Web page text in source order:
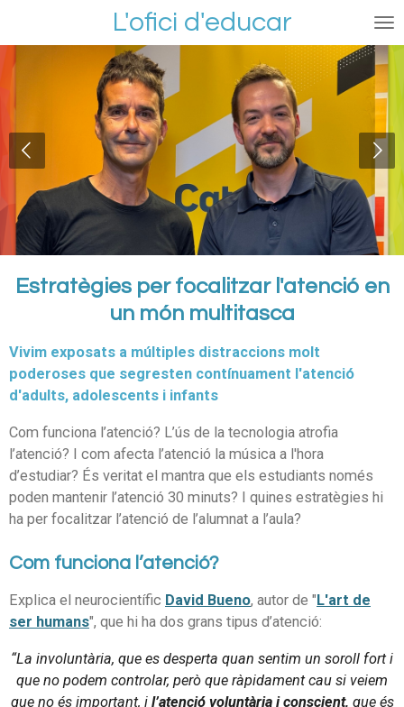
contenido
L'ofici d'educar
Estratègies per focalitzar l'atenció en
un món multitasca
Vivim exposats a múltiples distraccions molt
poderoses que segresten contínuament l'atenció
d'adults, adolescents i infants
Com funciona l’atenció? L’ús de la tecnologia atrofia
l’atenció? I com afecta l’atenció la música a l'hora
d’estudiar? És veritat el mantra que els estudiants només
poden mantenir l’atenció 30 minuts? I quines estratègies hi
ha per focalitzar l’atenció de l’alumnat a l’aula?
Com funciona l’atenció?
Explica el neurocientífic David Bueno, autor de " L'art de
ser humans", que hi ha dos grans tipus d’atenció:
“La involuntària, que es desperta quan sentim un soroll fort i
que no podem controlar, però que ràpidament cau si veiem
que no és important, i l’atenció voluntària i conscient, que és